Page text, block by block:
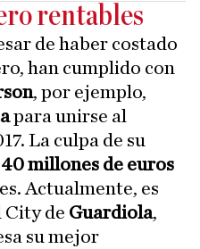
rentables
de haber costado
han cumplido con
, por ejemplo,
para unirse al
La culpa de su
40 millones de euros
Actualmente, es
City de Guardiola,
su mejor